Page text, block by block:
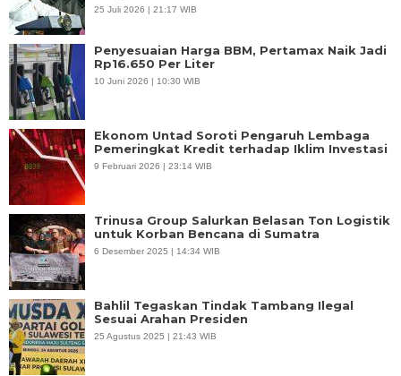
25 Juli 2026 | 21:17 WIB
Penyesuaian Harga BBM, Pertamax Naik Jadi
Rp16.650 Per Liter
10 Juni 2026 | 10:30 WIB
Ekonom Untad Soroti Pengaruh Lembaga
Pemeringkat Kredit terhadap Iklim Investasi
9 Februari 2026 | 23:14 WIB
Trinusa Group Salurkan Belasan Ton Logistik
untuk Korban Bencana di Sumatra
6 Desember 2025 | 14:34 WIB
Bahlil Tegaskan Tindak Tambang Ilegal
Sesuai Arahan Presiden
25 Agustus 2025 | 21:43 WIB